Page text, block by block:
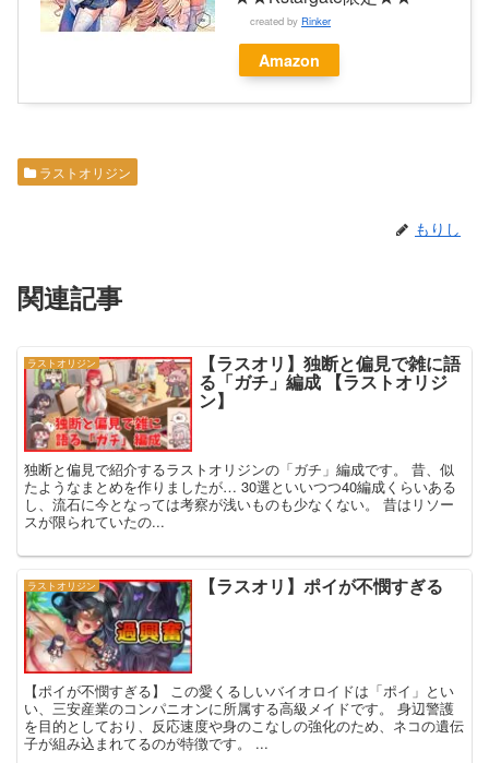
created by Rinker
Amazon
ラストオリジン
もりし
関連記事
ラストオリジン 【ラスオリ】独断と偏見で雑に語
る「ガチ」編成 【ラストオリジ
ン】
独断と偏見で紹介するラストオリジンの「ガチ」編成です。 昔、似
たようなまとめを作りましたが… 30選といいつつ40編成くらいある
し、流石に今となっては考察が浅いものも少なくない。 昔はリソー
スが限られていたの...
ラストオリジン 【ラスオリ】ポイが不憫すぎる
【ポイが不憫すぎる】 この愛くるしいバイオロイドは「ポイ」とい
い、三安産業のコンパニオンに所属する高級メイドです。 身辺警護
を目的としており、反応速度や身のこなしの強化のため、ネコの遺伝
子が組み込まれてるのが特徴です。 ...